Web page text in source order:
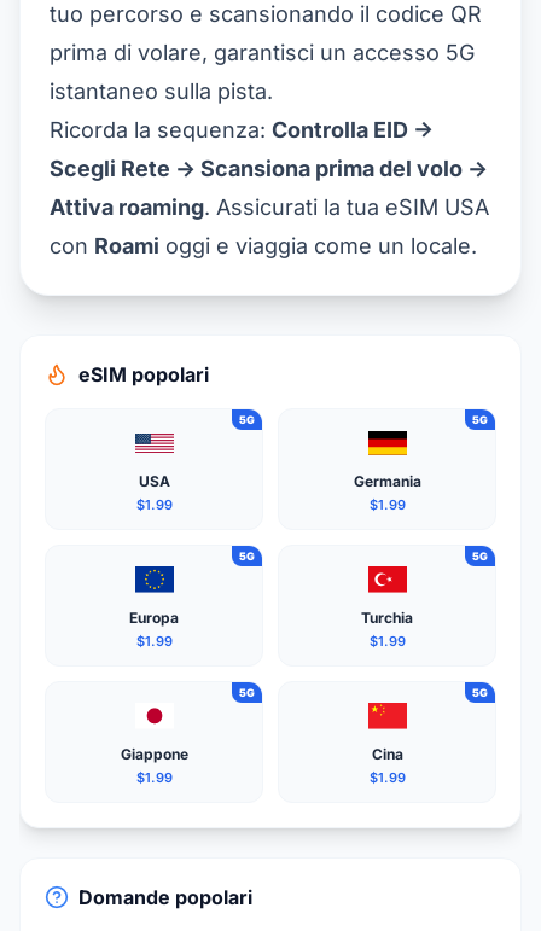
tuo percorso e scansionando il codice QR
prima di volare, garantisci un accesso 5G
istantaneo sulla pista.
Ricorda la sequenza: Controlla EID ->
Scegli Rete -> Scansiona prima del volo ->
Attiva roaming. Assicurati la tua eSIM USA
con Roami oggi e viaggia come un locale.
eSIM popolari
5G
USA
$1.99
5G
Germania
$1.99
5G
Europa
$1.99
5G
Turchia
$1.99
5G
Giappone
$1.99
5G
Cina
$1.99
Domande popolari